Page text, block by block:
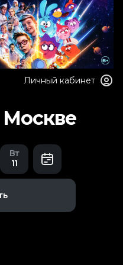
Личный кабинет
Москве
Вт
11